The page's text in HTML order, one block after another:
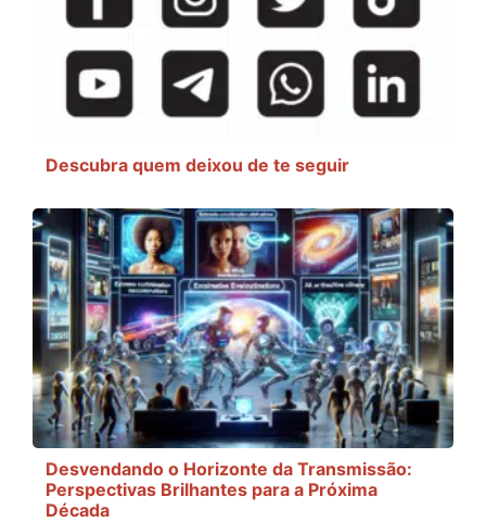
Descubra quem deixou de te seguir
Desvendando o Horizonte da Transmissão:
Perspectivas Brilhantes para a Próxima
Década